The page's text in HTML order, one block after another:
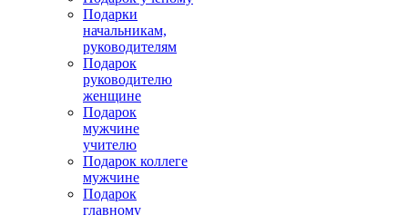
Подарки
начальникам,
руководителям
Подарок
руководителю
женщине
Подарок
мужчине
учителю
Подарок коллеге
мужчине
Подарок
главному